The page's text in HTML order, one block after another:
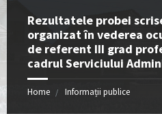
Rezultatele probei
organizat în vederea
de referent III grad
cadrul Serviciului
Home Informații publice